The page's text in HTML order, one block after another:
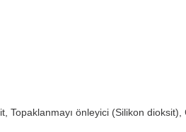
önleyici (Silikon